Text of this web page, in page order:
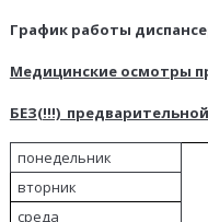
График работы
Медицинские осмотры
БЕЗ(!!!)
понедельник
вторник
среда